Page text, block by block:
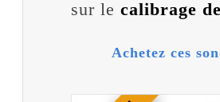
sur le calibrage
Achetez ces